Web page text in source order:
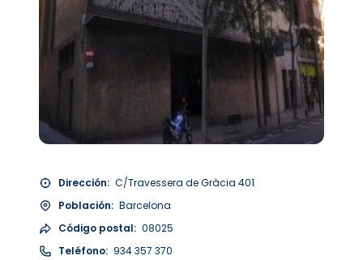
Dirección: C/Travessera de Gràcia 401
Población: Barcelona
Código postal: 08025
Teléfono: 934 357 370